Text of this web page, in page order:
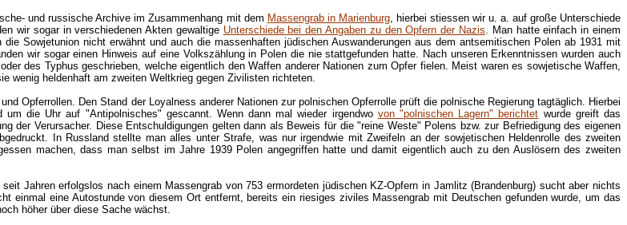
und russische Archive im Zusammenhang mit dem Massengrab in Marienburg, hierbei stiessen wir u. a. auf große Unterschiede
wir sogar in verschiedenen Akten gewaltige Unterschiede bei den Angaben zu den Opfern der Nazis. Man hatte einfach in einem
Sowjetunion nicht erwähnt und auch die massenhaften jüdischen Auswanderungen aus dem antsemitischen Polen ab 1931 mit
wir sogar einen Hinweis auf eine Volkszählung in Polen die nie stattgefunden hatte. Nach unseren Erkenntnissen wurden auch
des Typhus geschrieben, welche eigentlich den Waffen anderer Nationen zum Opfer fielen. Meist waren es sowjetische Waffen,
wenig heldenhaft am zweiten Weltkrieg gegen Zivilisten richteten.
Opferrollen. Den Stand der Loyalness anderer Nationen zur polnischen Opferrolle prüft die polnische Regierung tagtäglich. Hierbei
die Uhr auf "Antipolnisches" gescannt. Wenn dann mal wieder irgendwo von "polnischen Lagern" berichtet wurde greift das
der Verursacher. Diese Entschuldigungen gelten dann als Beweis für die "reine Weste" Polens bzw. zur Befriedigung des eigenen
In Russland stellte man alles unter Strafe, was nur irgendwie mit Zweifeln an der sowjetischen Heldenrolle des zweiten
machen, dass man selbst im Jahre 1939 Polen angegriffen hatte und damit eigentlich auch zu den Auslösern des zweiten
Jahren erfolgslos nach einem Massengrab von 753 ermordeten jüdischen KZ-Opfern in Jamlitz (Brandenburg) sucht aber nichts
einmal eine Autostunde von diesem Ort entfernt, bereits ein riesiges ziviles Massengrab mit Deutschen gefunden wurde, um das
höher über diese Sache wächst.